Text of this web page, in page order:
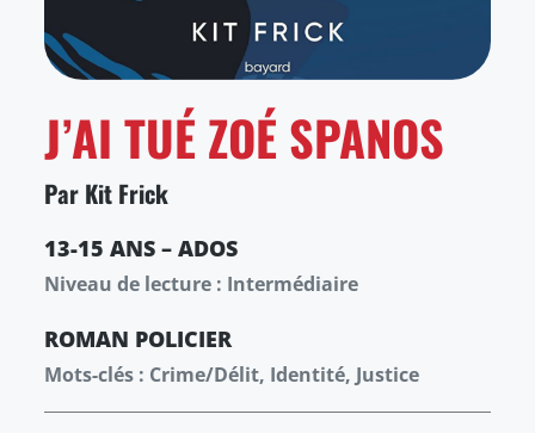
J’AI TUÉ ZOÉ SPANOS
Par Kit Frick
13-15 ANS – ADOS
Niveau de lecture : Intermédiaire
ROMAN POLICIER
Mots-clés : Crime/Délit, Identité, Justice